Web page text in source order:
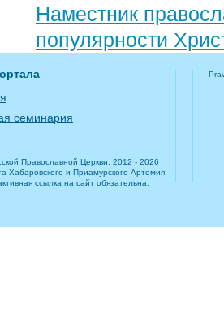
Наместник
популярности
семинария
Православной Церкви, 2012 - 2026
Хабаровского и Приамурского Артемия.
ссылка на сайт обязательна.